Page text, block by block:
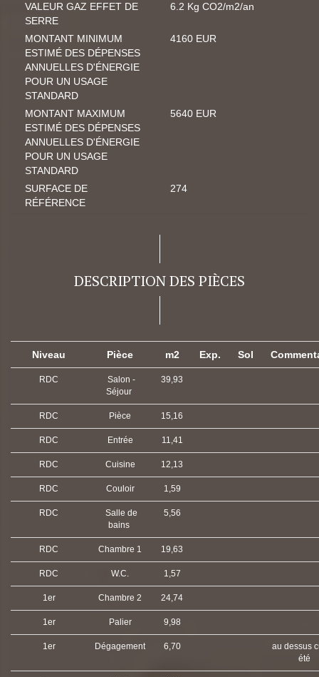
VALEUR GAZ EFFET DE
SERRE
6.2 Kg CO2/m2/an
MONTANT MINIMUM
ESTIMÉ DES DÉPENSES
ANNUELLES D'ÉNERGIE
POUR UN USAGE
STANDARD
4160 EUR
MONTANT MAXIMUM
ESTIMÉ DES DÉPENSES
ANNUELLES D'ÉNERGIE
POUR UN USAGE
STANDARD
5640 EUR
SURFACE DE
RÉFÉRENCE
274
DESCRIPTION DES PIÈCES
Niveau Pièce m2 Exp. Sol
RDC
Salon -
Séjour
39,93
RDC Pièce 15,16
RDC Entrée 11,41
RDC Cuisine 12,13
RDC Couloir 1,59
RDC
Salle de
bains
5,56
RDC Chambre 1 19,63
RDC W.C. 1,57
1er Chambre 2 24,74
1er Palier 9,98
1er Dégagement 6,70
au dessus
été